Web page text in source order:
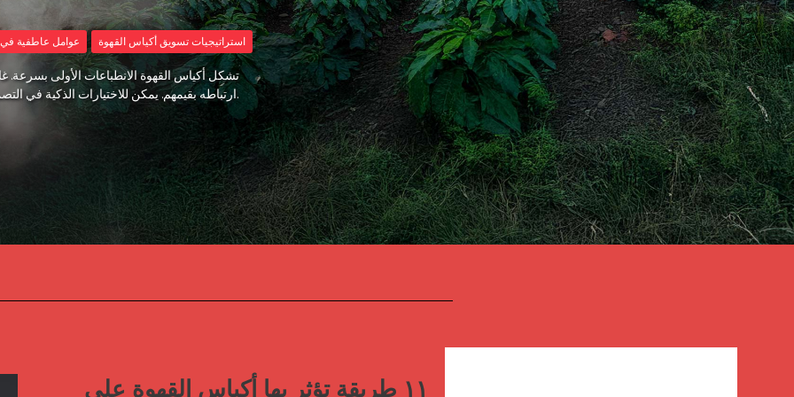
عوامل عاطفية في استراتيجيات تسويق أكياس القهوة
تشكل أكياس القهوة الانطباعات الأولى
ارتباطه بقيمهم. يمكن للاختيارات الذكية في التصميم أن تحول الكيس إلى صوت موثوق يساعد في بيع المزيد من القهوة.